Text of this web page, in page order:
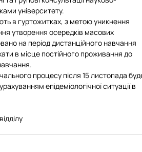
університету.
в гуртожитках, з метою уникнення
утворення осередків масових
на період дистанційного навчання
в місце постійного проживання до
процесу після 15 листопада
епідеміологічної ситуації в